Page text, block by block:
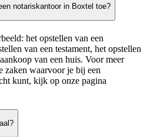
notariskantoor in Boxtel toe?
het opstellen van een
van een testament, het opstellen
van een huis. Voor meer
zaken waarvoor je bij een
kunt, kijk op onze pagina